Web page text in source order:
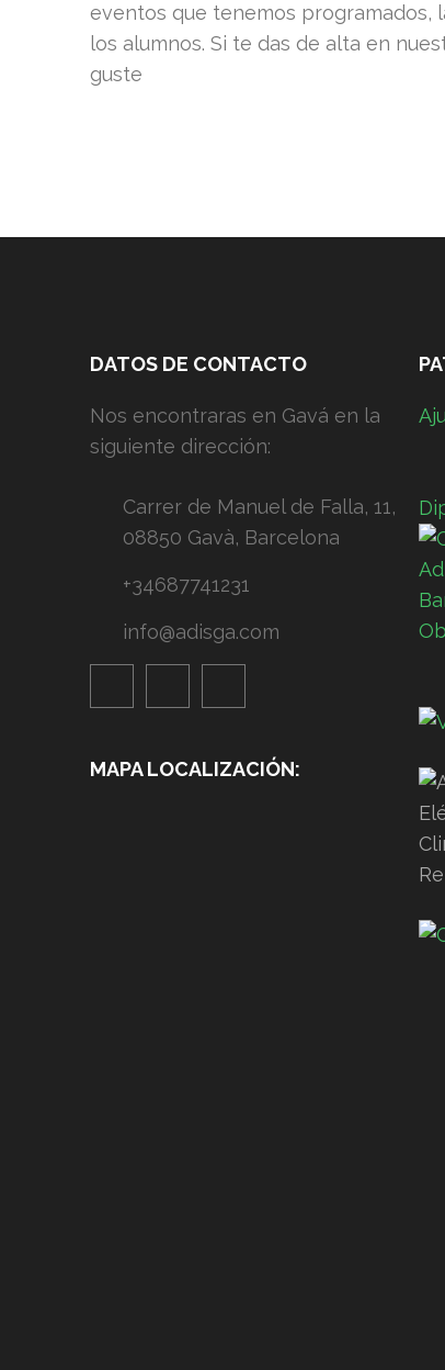
eventos que tenemos programados,
los alumnos. Si te das de alta en
guste
DATOS DE CONTACTO
Nos encontraras en Gavá en la
siguiente dirección:
Carrer de Manuel de Falla, 11,
08850 Gavà, Barcelona
+34687741231
info@adisga.com
MAPA LOCALIZACIÓN: